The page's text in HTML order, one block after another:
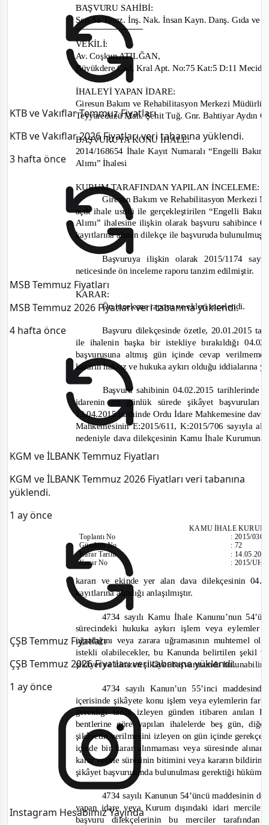
KTB ve Vakıflar Temmuz Fiyatları
KTB ve Vakıflar 2026 Fiyatları veri tabanına yüklendi.
3 hafta önce
MSB Temmuz Fiyatları
MSB Temmuz 2026 Fiyatları veri tabanına yüklendi.
4 hafta önce
KGM ve İLBANK Temmuz Fiyatları
KGM ve İLBANK Temmuz 2026 Fiyatları veri tabanına
yüklendi.
1 ay önce
ÇŞB Temmuz Fiyatları
ÇŞB Temmuz 2026 Fiyatları veri tabanına yüklendi.
1 ay önce
Instagram Hesabımız Yayında
BAŞVURU SAHİBİ:
Şen-Sa Temz. İnş. Nak. İnsan Kayn. Danş. Gıda ve
VEKİLİ:
Av. Coşkun ATILĞAN,
Büyükdere Cad. Kral Apt. No:75 Kat:5 D:11
İHALEYİ YAPAN İDARE:
Giresun Bakım ve Rehabilitasyon Merkezi
Teyyaredüzü Mah. Şehit Tuğ. Gnr. Bahtiyar Aydın
BAŞVURUYA KONU İHALE:
2014/168654 İhale Kayıt Numaralı “Engelli
Alımı” İhalesi
KURUM TARAFINDAN YAPILAN İNCELEME:
Giresun Bakım ve Rehabilitasyon Merkezi
açık ihale usulü ile gerçekleştirilen “Engelli
Alımı” ihalesine ilişkin olarak başvuru sahibince
kayıtlarına alınan dilekçe ile başvuruda
Başvuruya ilişkin olarak 2015/1174
neticesinde ön inceleme raporu tanzim edilmiştir.
KARAR:
Ön inceleme raporu ve ekleri incelendi.
Başvuru dilekçesinde özetle, 20.01.2015
ile ihalenin başka bir istekliye bırakıldığı
başvurusuna altmış gün içinde cevap
kararın haksız ve hukuka aykırı olduğu iddialarına
Başvuru sahibinin 04.02.2015 tarihlerinde
idarenin on günlük sürede şikâyet
13.04.2015 tarihinde Ordu İdare Mahkemesine
Mahkemesinin E:2015/611, K:2015/706 sayıyla
nedeniyle dava dilekçesinin Kamu İhale
KAMU İHALE
Toplantı No
Gündem No
Karar Tarihi
Karar No
:2015/030
:72
:
:2015/
kararı ve ekinde yer alan dava dilekçesinin
kayıtlarına alındığı anlaşılmıştır.
4734 sayılı Kamu İhale Kanunu’nun
sürecindeki hukuka aykırı işlem veya
uğradığını veya zarara uğramasının
istekli olabilecekler, bu Kanunda belirtilen şekil
şikâyet ve itirazen şikâyet başvurusunda
4734 sayılı Kanun’un 55’inci
içerisinde şikâyete konu işlem veya eylemlerin
gerektiği tarihi izleyen günden itibaren anılan
bentlerine göre yapılan ihalelerde beş gün,
şikâyetin verilmesini izleyen on gün içinde
içinde bir karar alınmaması veya süresinde
karar verme süresinin bitimini veya kararın
şikâyet başvurusunda bulunulması gerektiği hüküm
4734 sayılı Kanunun 54’üncü maddesinin
yapan idare veya Kurum dışındaki idari
başvuru dilekçelerinin bu merciler